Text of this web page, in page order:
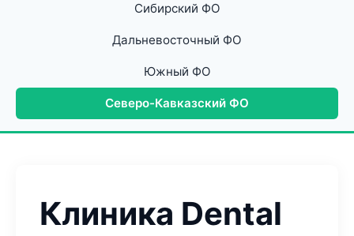
Сибирский ФО
Дальневосточный ФО
Южный ФО
Северо-Кавказский ФО
Клиника Dental